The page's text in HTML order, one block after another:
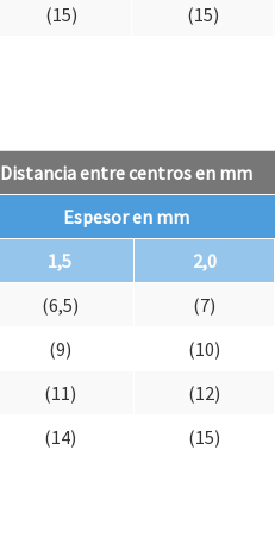
(15) (15)
Distancia entre centros en mm
Espesor en mm
1,5 2,0
(6,5)
(7)
(9) (10)
(11) (12)
(14) (15)